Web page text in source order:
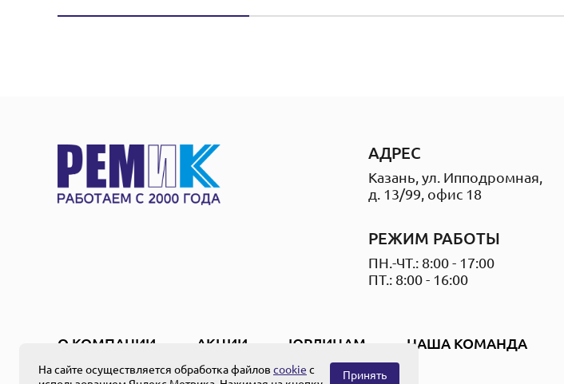
АДРЕС
Казань, ул. Ипподромная,
д. 13/99, офис 18
РЕЖИМ РАБОТЫ
ПН.-ЧТ.: 8:00 - 17:00
ПТ.: 8:00 - 16:00
О КОМПАНИИ АКЦИИ ЮРЛИЦАМ НАША КОМАНДА
На сайте осуществляется обработка файлов cookie с
Принять